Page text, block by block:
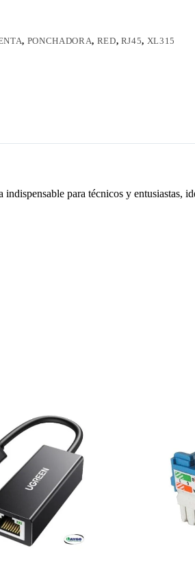
, PONCHADORA, RED, RJ45, XL315
para técnicos y entusiastas,